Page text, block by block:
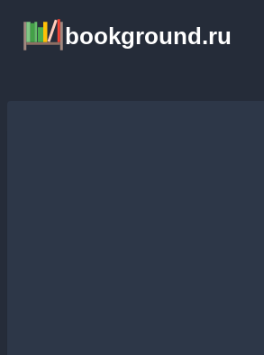
содержимому
bookground.ru